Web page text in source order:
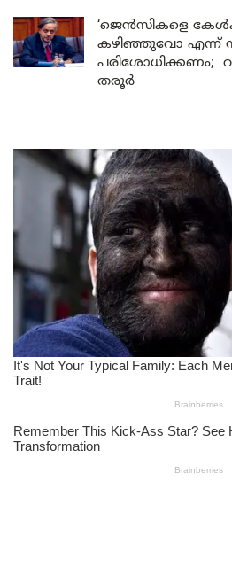
‘ജെൻസികളെ
കഴിഞ്ഞുവോ എന്ന്
പരിശോധിക്കണം;
തരൂർ